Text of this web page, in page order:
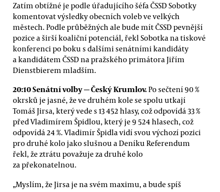
Zatím obtížné je podle úřadujícího šéfa ČSSD Sobotky
komentovat výsledky obecních voleb ve velkých
městech. Podle průběžných ale bude mít ČSSD pevnější
pozice a širší koaliční potenciál, řekl Sobotka na tiskové
konferenci po boku s dalšími senátními kandidáty
a kandidátem ČSSD na pražského primátora Jiřím
Dienstbierem mladším.
20:10 Senátní volby — Český Krumlov.Po sečtení 90 %
okrsků je jasné, že ve druhém kole se spolu utkají
Tomáš Jirsa, který vede s 13 452 hlasy, což odpovídá 33 %
před Vladimírem Špidlou, který je 9 524 hlasech, což
odpovídá 24 %. Vladimír Špidla vidí svou výchozí pozici
pro druhé kolo jako slušnou a Deníku Referendum
řekl, že ztrátu považuje za druhé kolo
za překonatelnou.
„Myslím, že Jirsa je na svém maximu, a bude spíš